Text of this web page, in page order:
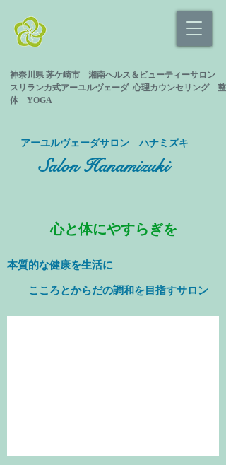
神奈川県 茅ケ崎市 湘南ヘルス＆ビューティーサロン
スリランカ式アーユルヴェーダ 心理カウンセリング 整
体 YOGA
​アーユルヴェーダサロン ハナミズキ
Salon Hanamizuki
心と体にやすらぎを
本質的な健康を生活に
​ こころとからだの調和を目指すサロン